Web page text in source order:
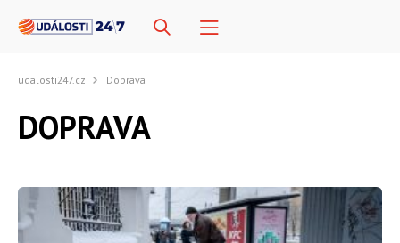
udalosti247.cz Doprava
DOPRAVA